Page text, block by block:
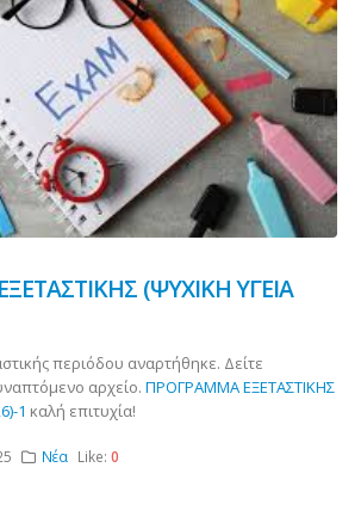
(ΨΥΧΙΚΗ ΥΓΕΙΑ
περιόδου αναρτήθηκε. Δείτε
αρχείο. ΠΡΟΓΡΑΜΜΑ ΕΞΕΤΑΣΤΙΚΗΣ
1 καλή επιτυχία!
Νέα Like:0